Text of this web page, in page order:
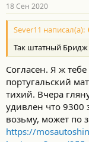
18 Сен 2020
Sever11 написал(а):
Так штатный
Согласен. Я ж
португальский
тихий. Вчера
удивлен что 9300
возьму, может по
https://